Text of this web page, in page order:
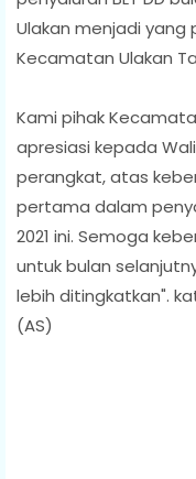
Ulakan menjadi
Kecamatan Ulakan
Kami pihak
apresiasi kepada
perangkat, atas
pertama dalam
2021 ini. Semoga
untuk bulan
lebih ditingkatkan".
(AS)